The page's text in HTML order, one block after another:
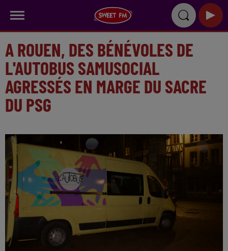
A ROUEN, DES BÉNÉVOLES DE
L'AUTOBUS SAMUSOCIAL
AGRESSÉS EN MARGE DU SACRE
DU PSG